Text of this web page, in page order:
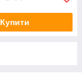
Купити